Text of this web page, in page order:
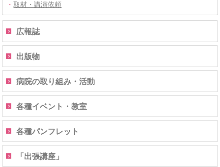
・取材・講演依頼
広報誌
出版物
病院の取り組み・活動
各種イベント・教室
各種パンフレット
「出張講座」